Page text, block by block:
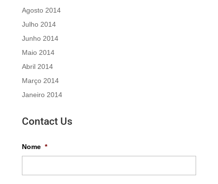
Agosto 2014
Julho 2014
Junho 2014
Maio 2014
Abril 2014
Março 2014
Janeiro 2014
Contact Us
Nome *